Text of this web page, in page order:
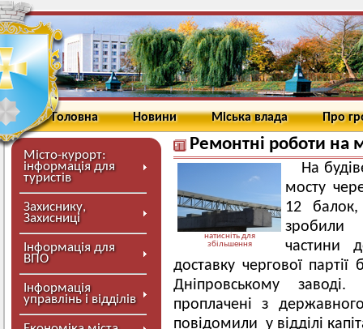
Головна Новини Міська влада Про
Місто-курорт:
інформація для
туристів
Захиснику,
Захисниці
Інформація для
ВПО
Інформація
управлінь і відділів
Ремонтні роботи на
натисніть для
збільшення
На
мосту
12 балок,
зробили
частини
доставку чергової
Дніпровському
проплачені з
повідомили у відділі